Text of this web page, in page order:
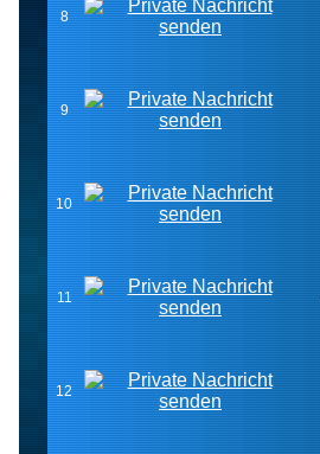
8
9
10
11
12